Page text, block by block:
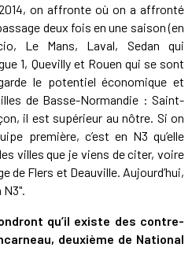
on affronte où on a affronté
deux fois en une saison (en
Le Mans, Laval, Sedan qui
1, Quevilly et Rouen qui se sont
le potentiel économique et
de Basse-Normandie : Saint-
il est supérieur au nôtre. Si on
première, c’est en N3 qu’elle
villes que je viens de citer, voire
de Flers et Deauville. Aujourd’hui,
N3".
qu’il existe des contre-
deuxième de National